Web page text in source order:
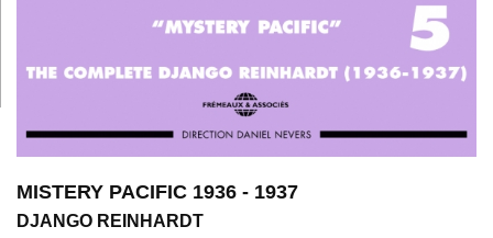
MISTERY PACIFIC 1936 - 1937
DJANGO REINHARDT